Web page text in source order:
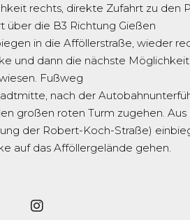
rechts, direkte Zufahrt zu den
über die B3 Richtung Gießen
in die Afföllerstraße, wieder
und dann die nächste
Fußweg
nach der
großen roten Turm zugehen. Aus
der Robert-Koch-Straße)
auf das Afföllergelände gehen.